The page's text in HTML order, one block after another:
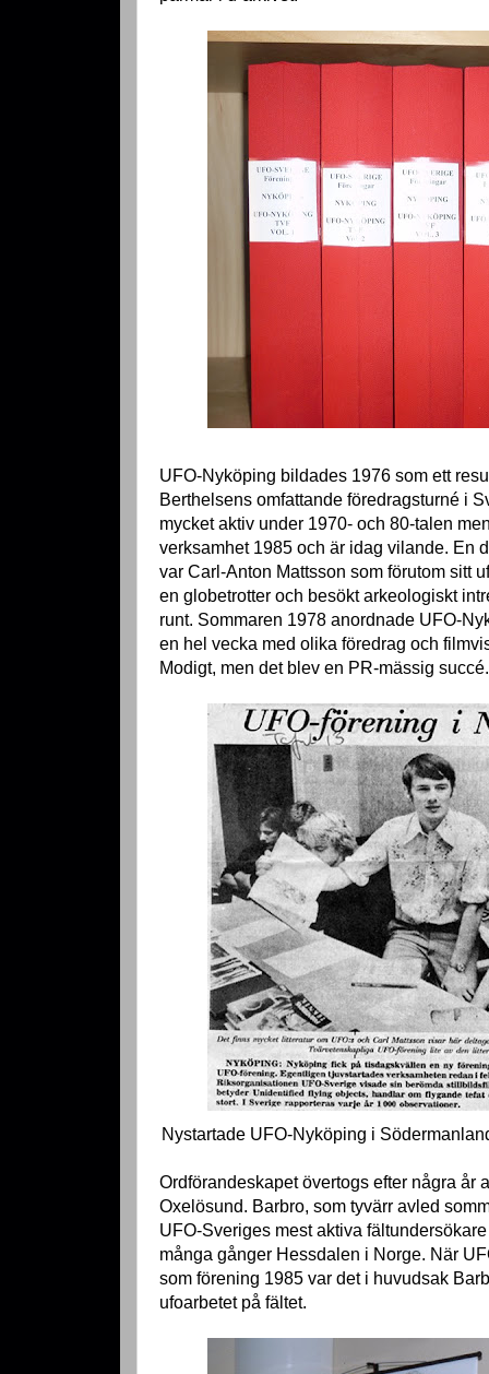
UFO-Nyköping bildades 1976 som ett
Berthelsens omfattande föredragsturné i
mycket aktiv under 1970- och 80-talen
verksamhet 1985 och är idag vilande. En
var Carl-Anton Mattsson som förutom sitt
en globetrotter och besökt arkeologiskt
runt. Sommaren 1978 anordnade UFO-
en hel vecka med olika föredrag och
Modigt, men det blev en PR-mässig succé.
Nystartade UFO-Nyköping i
Ordförandeskapet övertogs efter några år
Oxelösund. Barbro, som tyvärr avled
UFO-Sveriges mest aktiva
många gånger Hessdalen i Norge. När
som förening 1985 var det i huvudsak
ufoarbetet på fältet.